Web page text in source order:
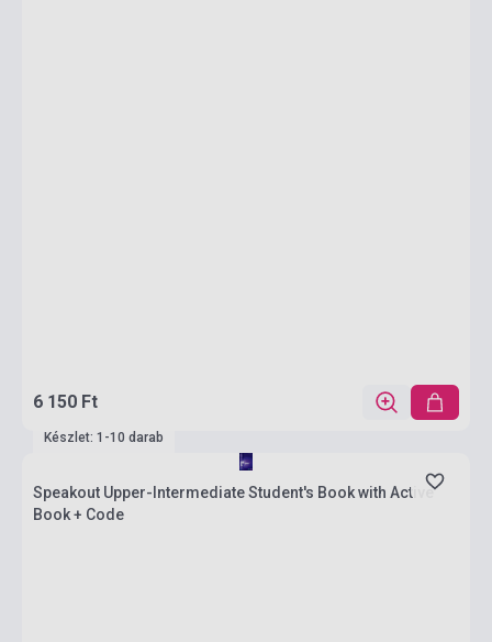
6 150 Ft
Készlet: 1-10 darab
Speakout Upper-Intermediate Student's Book with Active
Book + Code